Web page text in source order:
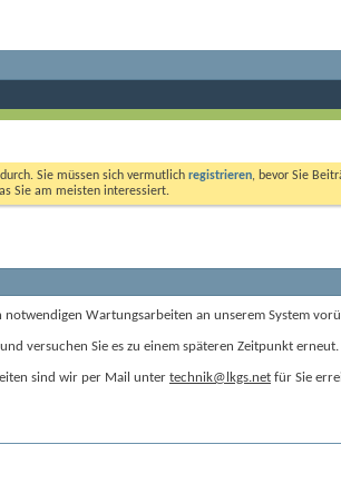
durch. Sie müssen sich vermutlich registrieren, bevor Sie
Sie am meisten interessiert.
Wartungsarbeiten an unserem System
versuchen Sie es zu einem späteren Zeitpunkt erneut.
sind wir per Mail unter technik@lkgs.net für Sie